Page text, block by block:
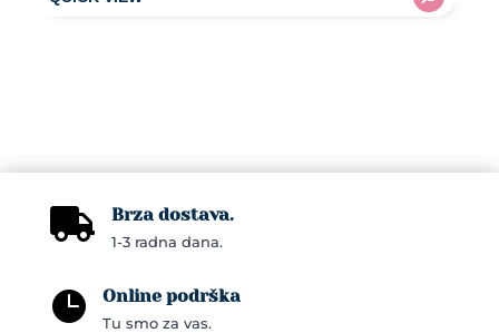
 Brza dostava.
1-3 radna dana.
 Online podrška
Tu smo za vas.